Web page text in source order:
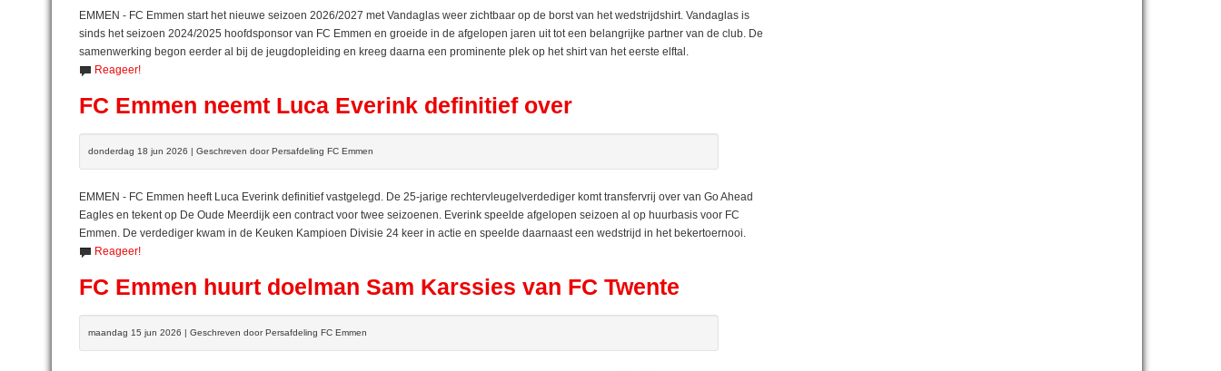
EMMEN - FC Emmen start het nieuwe seizoen 2026/2027 met Vandaglas weer zichtbaar op de borst van het wedstrijdshirt. Vandaglas is
sinds het seizoen 2024/2025 hoofdsponsor van FC Emmen en groeide in de afgelopen jaren uit tot een belangrijke partner van de club. De
samenwerking begon eerder al bij de jeugdopleiding en kreeg daarna een prominente plek op het shirt van het eerste elftal.
Reageer!
FC Emmen neemt Luca Everink definitief over
donderdag 18 jun 2026 | Geschreven door Persafdeling FC Emmen
EMMEN - FC Emmen heeft Luca Everink definitief vastgelegd. De 25-jarige rechtervleugelverdediger komt transfervrij over van Go Ahead
Eagles en tekent op De Oude Meerdijk een contract voor twee seizoenen. Everink speelde afgelopen seizoen al op huurbasis voor FC
Emmen. De verdediger kwam in de Keuken Kampioen Divisie 24 keer in actie en speelde daarnaast een wedstrijd in het bekertoernooi.
Reageer!
FC Emmen huurt doelman Sam Karssies van FC Twente
maandag 15 jun 2026 | Geschreven door Persafdeling FC Emmen